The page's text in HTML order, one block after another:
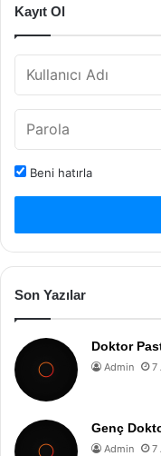
Kayıt Ol
Beni hatırla
Son Yazılar
Doktor
Admin 7
Genç
Admin 7